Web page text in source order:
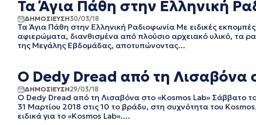
EΡΤNEWS
ΑΘΛΗΤΙΚΑ
ΓΕΝΙΚΗ
ΓΡΑΦΕΙΟ ΤΥΠΟΥ ΕΡΤ
ΠΟΛΙΤΙΚΗ
ΠΟΛΙΤΙΣΜΟΣ
ΤΗΛΕΟΡΑΣΗ
ΜΑΙΟΣ 2025
ΑΠΡΙΛΙΟΣ 2025
ΜΑΡΤΙΟΣ 2025
ΦΕΒΡΟΥΑΡΙΟΣ 2025
ΝΟΕΜΒΡΙΟΣ 2024
ΟΚΤΩΒΡΙΟΣ 2024
ΣΕΠΤΕΜΒΡΙΟΣ 2024
ΑΥΓΟΥΣΤΟΣ 2024
ΙΟΥΛΙΟΣ 2024
Τα Άγια Πάθη στην Ελληνική
ΔΗΜΟΣΙΕΥΣΗ30/03/18
Τα Άγια Πάθη στην Ελληνική Ραδιοφωνία Με ειδικές
αφιερώματα, διανθισμένα από πλούσιο αρχειακό υλικό, τα
της Μεγάλης Εβδομάδας, αποτυπώνοντας...
O Dedy Dread από τη Λισαβόνα
ΔΗΜΟΣΙΕΥΣΗ29/03/18
O Dedy Dread από τη Λισαβόνα στο «Kosmos Lab» Σάββατο
31 Μαρτίου 2018 στις 10 το βράδυ, στη συχνότητα του
ειδικά για το «Kosmos Lab»....